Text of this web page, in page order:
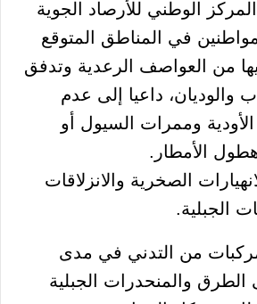
الوطني للأرصاد الجوية
في المناطق المتوقع
من العواصف الرعدية وتدفق
والوديان، داعيا إلى عدم
وممرات السيول أو
هطول الأمطار.
الصخرية والانزلاقات
الجبلية.
من التدني في مدى
الطرق والمنحدرات الجبلية